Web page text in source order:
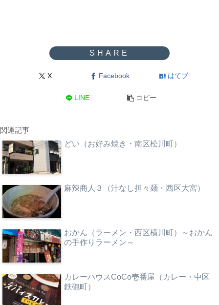
X Facebook はてブ
LINE コピー
関連記事
どい（お好み焼き・南区松川町）
麻辣商人３（汁なし担々麺・西区大宮）
おかん（ラーメン・西区横川町）～おかん
の手作りラーメン～
カレーハウスCoCo壱番屋（カレー・中区
鉄砲町）